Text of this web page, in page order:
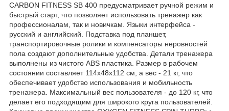
CARBON FITNESS SB 400 предусматривает ручной режим и
быстрый старт, что позволяет использовать тренажер как
профессионалам, так и новичкам. Языки интерфейса -
русский и английский. Подставка под планшет,
транспортировочные ролики и компенсаторы неровностей
пола создают дополнительные удобства. Детали тренажера
выполнены из чистого ABS пластика. Размер в рабочем
состоянии составляет 114x48x112 см, а вес - 21 кг, что
обеспечивает удобство использования и мобильность
тренажера. Максимальный вес пользователя - до 120 кг, что
делает его подходящим для широкого круга пользователей.